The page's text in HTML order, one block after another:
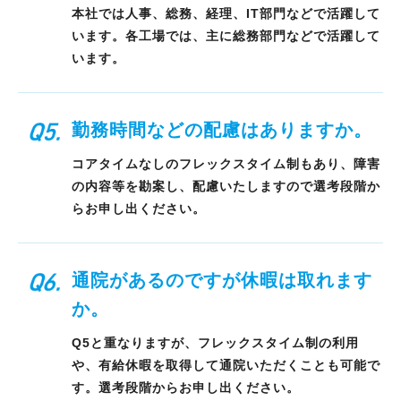
本社では人事、総務、経理、IT部門などで活躍して
います。 各工場では、主に総務部門などで活躍して
います。
勤務時間などの配慮はありますか。
コアタイムなしのフレックスタイム制もあり、障害
の内容等を勘案し、配慮いたしますので選考段階か
らお申し出ください。
通院があるのですが休暇は取れます
か。
Q5と重なりますが、フレックスタイム制の利用
や、有給休暇を取得して通院いただくことも可能で
す。選考段階からお申し出ください。